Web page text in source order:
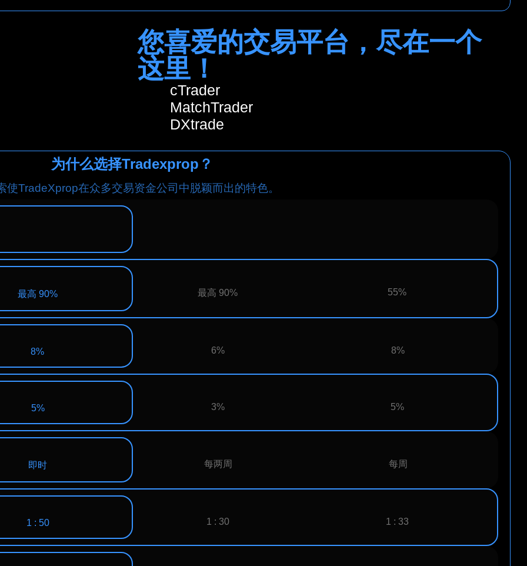
您喜爱的交易平台，尽在一个
这里！
cTrader
MatchTrader
DXtrade
为什么选择Tradexprop？
使TradeXprop在众多交易资金公司中脱颖而出的特色。
最高 90% 最高 90% 55%
8% 6% 8%
5% 3% 5%
即时 每两周 每周
1 : 50 1 : 30 1 : 33